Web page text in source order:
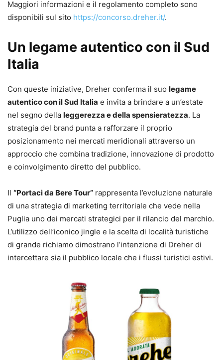
Maggiori informazioni e il regolamento completo sono
disponibili sul sito https://concorso.dreher.it/.
Un legame autentico con il Sud
Italia
Con queste iniziative, Dreher conferma il suo legame
autentico con il Sud Italia e invita a brindare a un’estate
nel segno della leggerezza e della spensieratezza. La
strategia del brand punta a rafforzare il proprio
posizionamento nei mercati meridionali attraverso un
approccio che combina tradizione, innovazione di prodotto
e coinvolgimento diretto del pubblico.
Il “Portaci da Bere Tour” rappresenta l’evoluzione naturale
di una strategia di marketing territoriale che vede nella
Puglia uno dei mercati strategici per il rilancio del marchio.
L’utilizzo dell’iconico jingle e la scelta di località turistiche
di grande richiamo dimostrano l’intenzione di Dreher di
intercettare sia il pubblico locale che i flussi turistici estivi.